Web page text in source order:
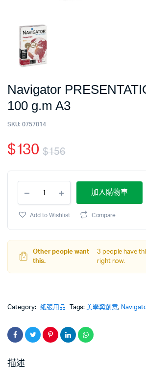
Navigator
100 g.m A3
SKU: 0757014
$156
$130
加入購物車
Add to Wishlist Compare
Other people want
this.
3 people have
right now.
Category: 紙張用品 Tags:美學與創意,
描述